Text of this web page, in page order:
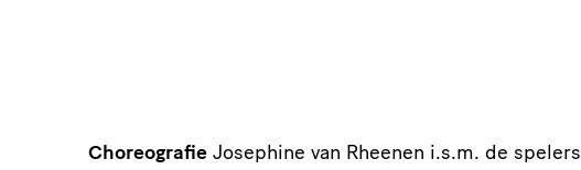
Choreografie Josephine van Rheenen i.s.m. de spelers